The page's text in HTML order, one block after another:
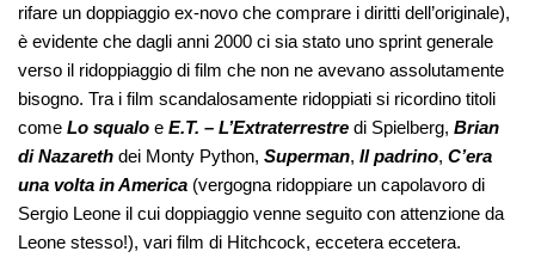
rifare un doppiaggio ex-novo che comprare i diritti dell’originale),
è evidente che dagli anni 2000 ci sia stato uno sprint generale
verso il ridoppiaggio di film che non ne avevano assolutamente
bisogno. Tra i film scandalosamente ridoppiati si ricordino titoli
come Lo squalo e E.T. – L’Extraterrestre di Spielberg, Brian
di Nazareth dei Monty Python, Superman, Il padrino, C’era
una volta in America (vergogna ridoppiare un capolavoro di
Sergio Leone il cui doppiaggio venne seguito con attenzione da
Leone stesso!), vari film di Hitchcock, eccetera eccetera.